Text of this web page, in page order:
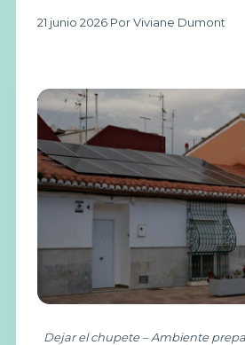
21 junio 2026·Por Viviane Dumont
Dejar el chupete – Ambiente